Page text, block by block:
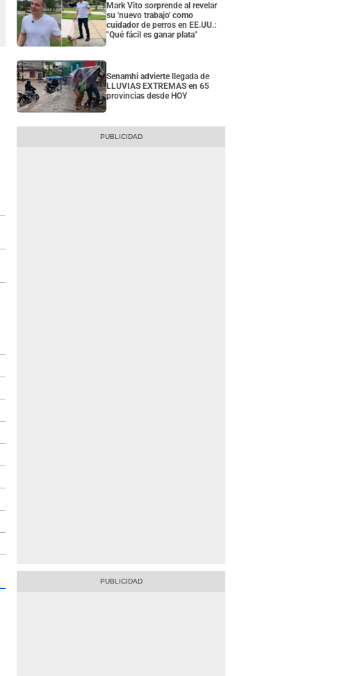
Mark Vito sorprende al revelar
su 'nuevo trabajo' como
cuidador de perros en EE.UU.:
"Qué fácil es ganar plata"
Senamhi advierte llegada de
LLUVIAS EXTREMAS en 65
provincias desde HOY